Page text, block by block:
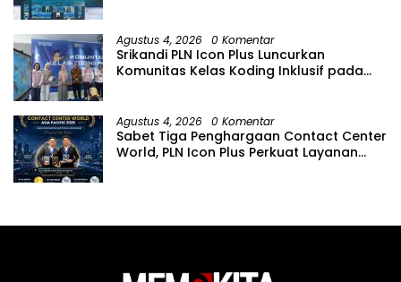
Agustus 4, 2026 0 Komentar
Srikandi PLN Icon Plus Luncurkan
Komunitas Kelas Koding Inklusif pada
Agustus 4, 2026 0 Komentar
Sabet Tiga Penghargaan Contact Center
World, PLN Icon Plus Perkuat Layanan